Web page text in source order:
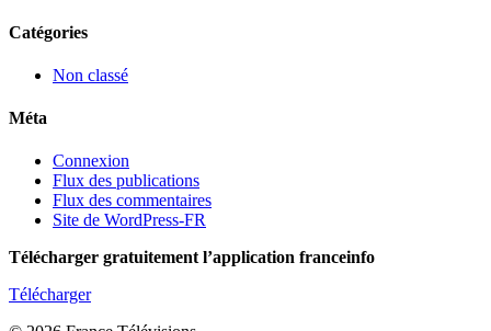
Catégories
Non classé
Méta
Connexion
Flux des publications
Flux des commentaires
Site de WordPress-FR
Télécharger gratuitement l’application franceinfo
Télécharger